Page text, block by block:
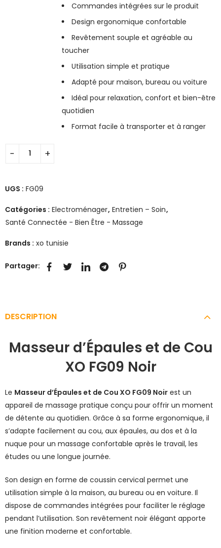
Commandes intégrées sur le produit
Design ergonomique confortable
Revêtement souple et agréable au
toucher
Utilisation simple et pratique
Adapté pour maison, bureau ou voiture
Idéal pour relaxation, confort et bien-être
quotidien
Format facile à transporter et à ranger
UGS : FG09
Catégories : Electroménager, Entretien – Soin,
Santé Connectée - Bien Être - Massage
Brands : xo tunisie
Partager:
DESCRIPTION
Masseur d’Épaules et de Cou
XO FG09 Noir
Le Masseur d’Épaules et de Cou XO FG09 Noir est un
appareil de massage pratique conçu pour offrir un moment
de détente au quotidien. Grâce à sa forme ergonomique, il
s’adapte facilement au cou, aux épaules, au dos et à la
nuque pour un massage confortable après le travail, les
études ou une longue journée.
Son design en forme de coussin cervical permet une
utilisation simple à la maison, au bureau ou en voiture. Il
dispose de commandes intégrées pour faciliter le réglage
pendant l’utilisation. Son revêtement noir élégant apporte
une finition moderne et confortable.